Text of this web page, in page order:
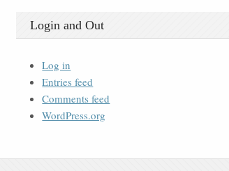
Login and Out
Log in
Entries feed
Comments feed
WordPress.org